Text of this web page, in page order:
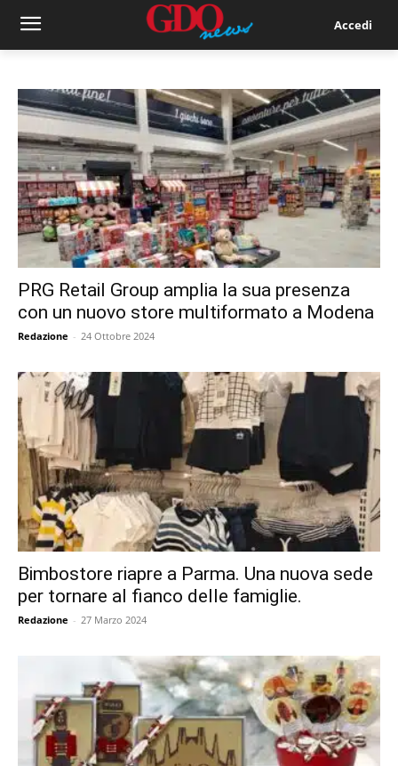
Accedi
PRG Retail Group amplia la sua presenza
con un nuovo store multiformato a Modena
Redazione - 24 Ottobre 2024
Bimbostore riapre a Parma. Una nuova sede
per tornare al fianco delle famiglie.
Redazione - 27 Marzo 2024